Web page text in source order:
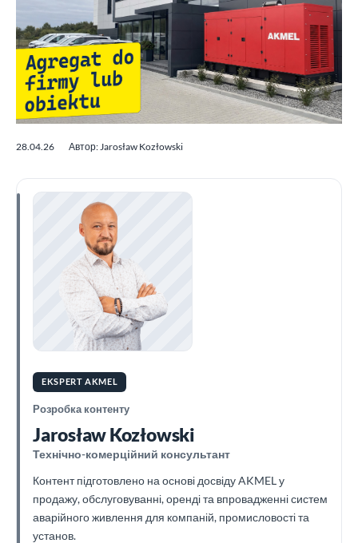
28.04.26 Автор: Jarosław Kozłowski
EKSPERT AKMEL
Розробка контенту
Jarosław Kozłowski
Технічно-комерційний консультант
Контент підготовлено на основі досвіду AKMEL у
продажу, обслуговуванні, оренді та впровадженні систем
аварійного живлення для компаній, промисловості та
установ.